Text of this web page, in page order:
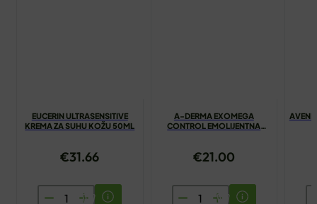
EUCERIN ULTRASENSITIVE
KREMA ZA SUHU KOŽU 50ML
€31.66
EUCERIN
A-DERMA EXOMEGA
CONTROL EMOLIJENTNA
€21.00
A-
AVENE